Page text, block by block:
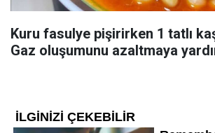
Kuru fasulye pişirirken 1 tatlı
Gaz oluşumunu azaltmaya